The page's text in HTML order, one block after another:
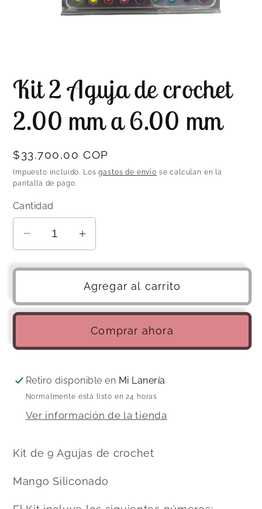
multimedia
1
en
ventana
modal
Kit 2 Aguja de crochet
2.00 mm a 6.00 mm
Precio
habitual
$33.700,00 COP
Impuesto incluido. Losgastos de envío se calculan en la
pantalla de pago.
Cantidad
Reducir
cantidad
para
2
Aguja
crochet
mm
a
6.00
mm
Aumentar
cantidad
para
Kit
2
Aguja
de
crochet
mm
a
6.00
mm
Agregar al carrito
Comprar ahora
Retiro disponible en Mi Lanería
Normalmente está listo en 24 horas
Ver información de la tienda
Kit de 9 Agujas de crochet
Mango Siliconado